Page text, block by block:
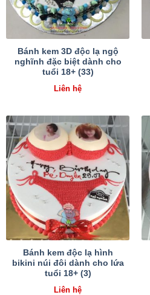
Bánh kem 3D độc lạ ngộ
nghĩnh đặc biệt dành cho
tuổi 18+ (33)
Liên hệ
Bánh kem độc lạ hình
bikini núi đôi dành cho lứa
tuổi 18+ (3)
Liên hệ